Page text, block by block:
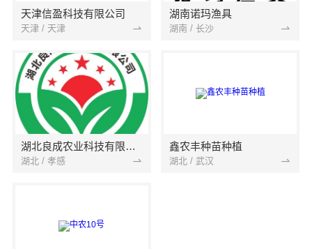
天津信盈科技有限公司
天津 / 天津
湖南诺玛渔具
湖南 / 长沙
湖北良成农业科技有限公司
湖北 / 孝感
鑫农丰种苗种植
湖北 / 武汉